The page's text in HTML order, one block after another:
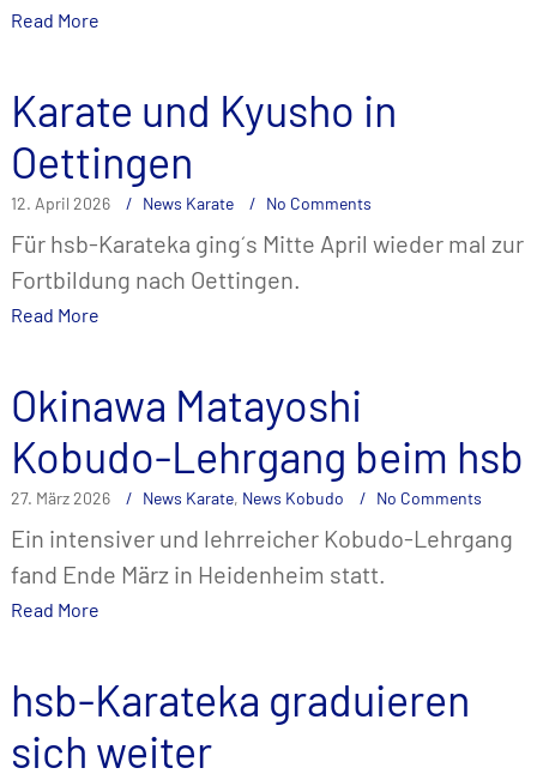
Read More
Karate und Kyusho in
Oettingen
12. April 2026 News Karate No Comments
Für hsb-Karateka ging´s Mitte April wieder mal zur
Fortbildung nach Oettingen.
Read More
Okinawa Matayoshi
Kobudo-Lehrgang beim hsb
27. März 2026 News Karate, News Kobudo No Comments
Ein intensiver und lehrreicher Kobudo-Lehrgang
fand Ende März in Heidenheim statt.
Read More
hsb-Karateka graduieren
sich weiter